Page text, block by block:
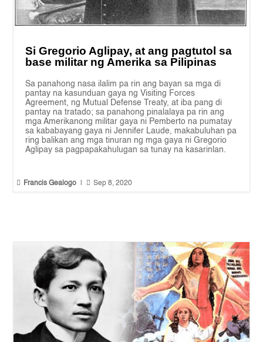
Si Gregorio Aglipay, at ang pagtutol sa
base militar ng Amerika sa Pilipinas
Sa panahong nasa ilalim pa rin ang bayan sa mga di
pantay na kasunduan gaya ng Visiting Forces
Agreement, ng Mutual Defense Treaty, at iba pang di
pantay na tratado; sa panahong pinalalaya pa rin ang
mga Amerikanong militar gaya ni Pemberto na pumatay
sa kababayang gaya ni Jennifer Laude, makabuluhan pa
ring balikan ang mga tinuran ng mga gaya ni Gregorio
Aglipay sa pagpapakahulugan sa tunay na kasarinlan.
 Francis Gealogo  Sep 8, 2020